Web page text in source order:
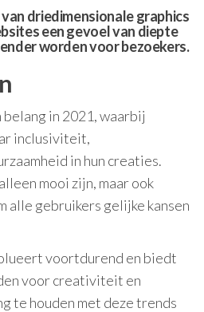
driedimensionale graphics
een gevoel van diepte
worden voor bezoekers.
in 2021, waarbij
inclusiviteit,
in hun creaties.
mooi zijn, maar ook
alle gebruikers gelijke kansen
voortdurend en biedt
voor creativiteit en
te houden met deze trends